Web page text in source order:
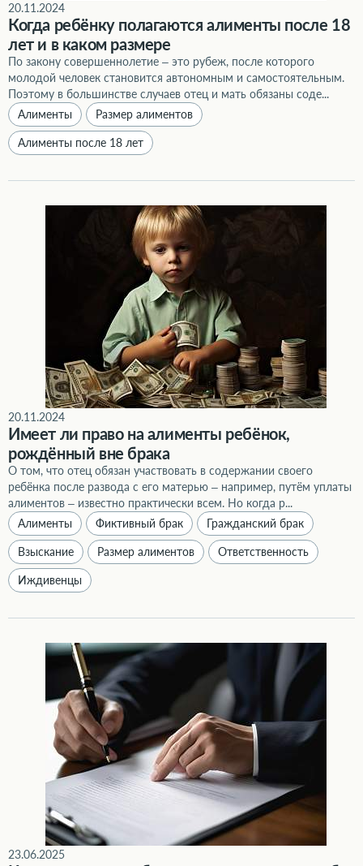
20.11.2024
Когда ребёнку полагаются алименты после 18
лет и в каком размере
По закону совершеннолетие – это рубеж, после которого
молодой человек становится автономным и самостоятельным.
Поэтому в большинстве случаев отец и мать обязаны соде...
Алименты
Размер алиментов
Алименты после 18 лет
20.11.2024
Имеет ли право на алименты ребёнок,
рождённый вне брака
О том, что отец обязан участвовать в содержании своего
ребёнка после развода с его матерью – например, путём уплаты
алиментов – известно практически всем. Но когда р...
Алименты
Фиктивный брак Гражданский брак
Взыскание Размер алиментов Ответственность
Иждивенцы
23.06.2025